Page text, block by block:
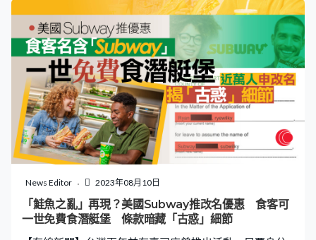
送院治理，其中男子送院時一度沒有心跳，情況危急，而
女子情況好轉，當地官員目前未提供兩人最新情況。 《紐
約郵報》、《每日郵報》報道，兩男一女青年於8月5日前
往芝加哥，參加著名的「Lollapalooza」音樂節，途中在
Ridgeland Green Line車站月台跳下，坐在路軌中自拍。網
上流傳片段所見，其中一名黑衣青年自拍時向後傾，右手
觸及後方的供電路軌作支撐，他隨即觸電全身抽搐，其後
用左手捉著旁邊的同行女子企圖求救，女子隨即被他身上
的電流通過而觸電，兩人因觸電身體僵直，沒法動彈，一
同向後靠著通電的路軌。 電流高達600伏特 朋友呆望5秒
未及反應 另一名同行白衣青年在旁未意識兩人觸電，只呆
望著兩人，約5秒後才反應過來，隨即將兩人拉起，他先後
拉起兩人的手，再拉起他們的上衣協助兩人移離路軌，期
News Editor 2023年08月10日
「鮭魚之亂」再現？美國Subway推改名優惠 食客可
一世免費食潛艇堡 條款暗藏「古惑」細節